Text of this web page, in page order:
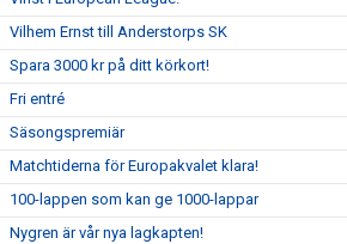
Vilhem Ernst till Anderstorps SK
Spara 3000 kr på ditt körkort!
Fri entré
Säsongspremiär
Matchtiderna för Europakvalet klara!
100-lappen som kan ge 1000-lappar
Nygren är vår nya lagkapten!